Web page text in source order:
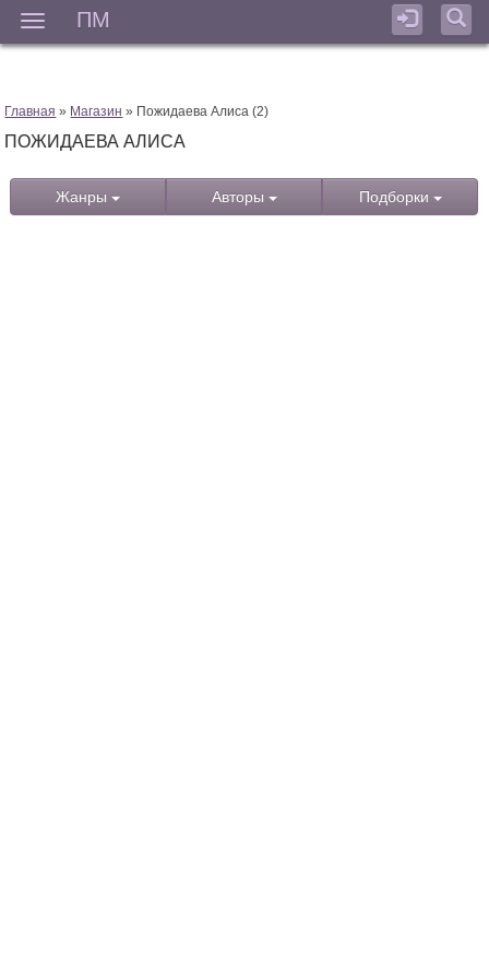
ПМ
Главная » Магазин » Пожидаева Алиса (2)
ПОЖИДАЕВА АЛИСА
Жанры Авторы Подборки